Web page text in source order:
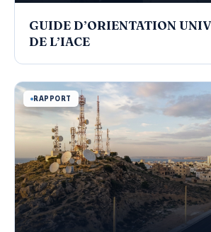
GUIDE D’ORIENTATION
DE L’IACE
RAPPORT